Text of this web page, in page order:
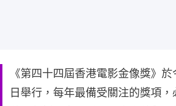
《第四十四屆香港電影金像獎》
日舉行，每年最備受關注的獎項